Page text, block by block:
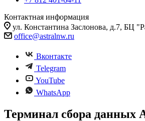
Контактная информация
ул. Константина Заслонова, д.7, БЦ
office@astralnw.ru
Вконтакте
Telegram
YouTube
WhatsApp
Терминал сбора